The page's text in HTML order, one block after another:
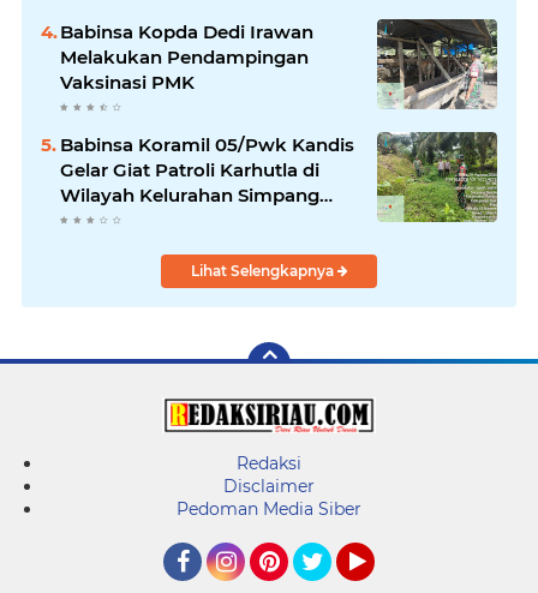
Babinsa Kopda Dedi Irawan
Melakukan Pendampingan
Vaksinasi PMK
Babinsa Koramil 05/Pwk Kandis
Gelar Giat Patroli Karhutla di
Wilayah Kelurahan Simpang
Belutu
Lihat Selengkapnya
Redaksi
Disclaimer
Pedoman Media Siber